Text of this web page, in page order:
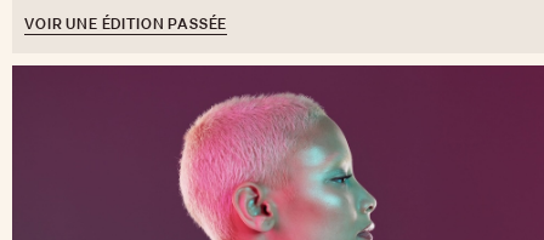
VOIR UNE ÉDITION PASSÉE